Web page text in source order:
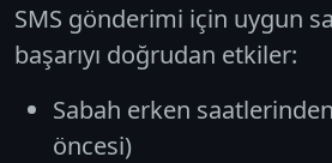
SMS gönderimi için uygun
başarıyı doğrudan etkiler:
Sabah erken saatlerinden
öncesi)